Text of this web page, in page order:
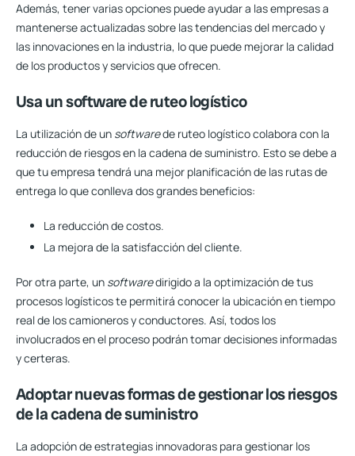
Además, tener varias opciones puede ayudar a las empresas a
mantenerse actualizadas sobre las tendencias del mercado y
las innovaciones en la industria, lo que puede mejorar la calidad
de los productos y servicios que ofrecen.
Usa un software de ruteo logístico
La utilización de un softwarede ruteo logístico colabora con la
reducción de riesgos en la cadena de suministro. Esto se debe a
que tu empresa tendrá una mejor planificación de las rutas de
entrega lo que conlleva dos grandes beneficios:
La reducción de costos.
La mejora de la satisfacción del cliente.
Por otra parte, un softwaredirigido a la optimización de tus
procesos logísticos te permitirá conocer la ubicación en tiempo
real de los camioneros y conductores. Así, todos los
involucrados en el proceso podrán tomar decisiones informadas
y certeras.
Adoptar nuevas formas de gestionar los riesgos
de la cadena de suministro
La adopción de estrategias innovadoras para gestionar los